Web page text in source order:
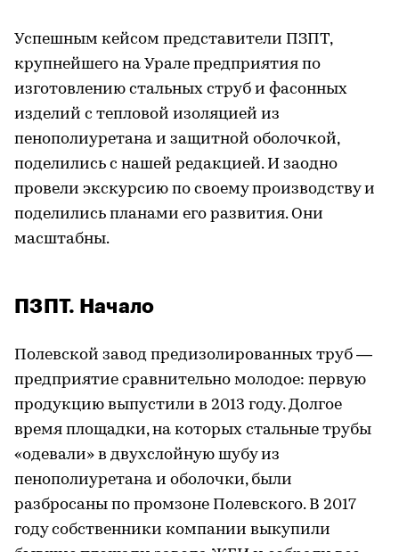
Успешным кейсом представители ПЗПТ,
крупнейшего на Урале предприятия по
изготовлению стальных струб и фасонных
изделий с тепловой изоляцией из
пенополиуретана и защитной оболочкой,
поделились с нашей редакцией. И заодно
провели экскурсию по своему производству и
поделились планами его развития. Они
масштабны.
ПЗПТ. Начало
Полевской завод предизолированных труб —
предприятие сравнительно молодое: первую
продукцию выпустили в 2013 году. Долгое
время площадки, на которых стальные трубы
«одевали» в двухслойную шубу из
пенополиуретана и оболочки, были
разбросаны по промзоне Полевского. В 2017
году собственники компании выкупили